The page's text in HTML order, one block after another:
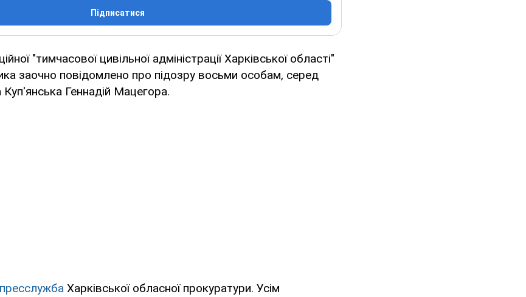
Підписатися
"тимчасової цивільної адміністрації Харківської області"
заочно повідомлено про підозру восьми особам, серед
Куп'янська Геннадій Мацегора.
пресслужба Харківської обласної прокуратури. Усім